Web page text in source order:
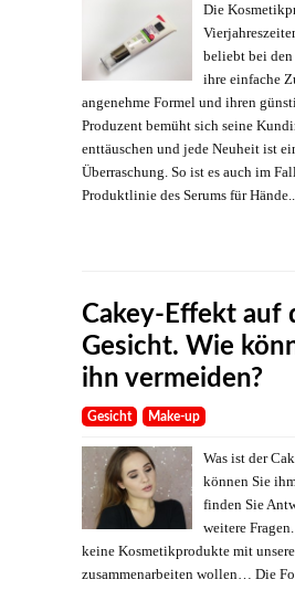
Die
beliebt bei
ihre einfache
angenehme Formel und ihren
Produzent bemüht sich seine
enttäuschen und jede Neuheit ist
Überraschung. So ist es auch im
Produktlinie des Serums für
Cakey-Effekt auf
Gesicht. Wie
ihn vermeiden?
Gesicht Make-up
Was ist der
können Sie
finden Sie
weitere
keine Kosmetikprodukte mit
zusammenarbeiten wollen… Die